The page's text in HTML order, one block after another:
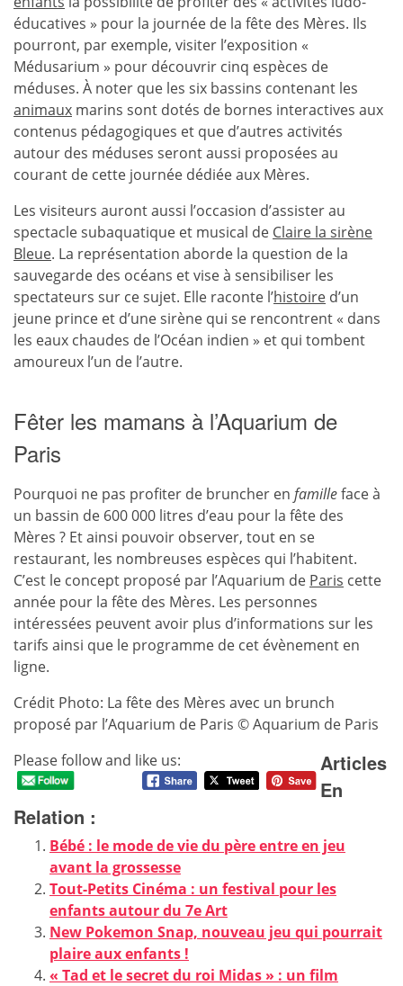
éducatives » pour la journée de la fête des Mères. Ils
pourront, par exemple, visiter l’exposition «
Médusarium » pour découvrir cinq espèces de
méduses. À noter que les six bassins contenant les
animaux marins sont dotés de bornes interactives aux
contenus pédagogiques et que d’autres activités
autour des méduses seront aussi proposées au
courant de cette journée dédiée aux Mères.
Les visiteurs auront aussi l’occasion d’assister au
spectacle subaquatique et musical de Claire la sirène
Bleue. La représentation aborde la question de la
sauvegarde des océans et vise à sensibiliser les
spectateurs sur ce sujet. Elle raconte l’histoire d’un
jeune prince et d’une sirène qui se rencontrent « dans
les eaux chaudes de l’Océan indien » et qui tombent
amoureux l’un de l’autre.
Fêter les mamans à l’Aquarium de
Paris
Pourquoi ne pas profiter de bruncher en familleface à
un bassin de 600 000 litres d’eau pour la fête des
Mères ? Et ainsi pouvoir observer, tout en se
restaurant, les nombreuses espèces qui l’habitent.
C’est le concept proposé par l’Aquarium de Paris cette
année pour la fête des Mères. Les personnes
intéressées peuvent avoir plus d’informations sur les
tarifs ainsi que le programme de cet évènement en
ligne.
Crédit Photo: La fête des Mères avec un brunch
proposé par l’Aquarium de Paris © Aquarium de Paris
Please follow and like us:
Articles
En
Relation :
Bébé : le mode de vie du père entre en jeu
avant la grossesse
Tout-Petits Cinéma : un festival pour les
enfants autour du 7e Art
New Pokemon Snap, nouveau jeu qui pourrait
plaire aux enfants !
« Tad et le secret du roi Midas » : un film